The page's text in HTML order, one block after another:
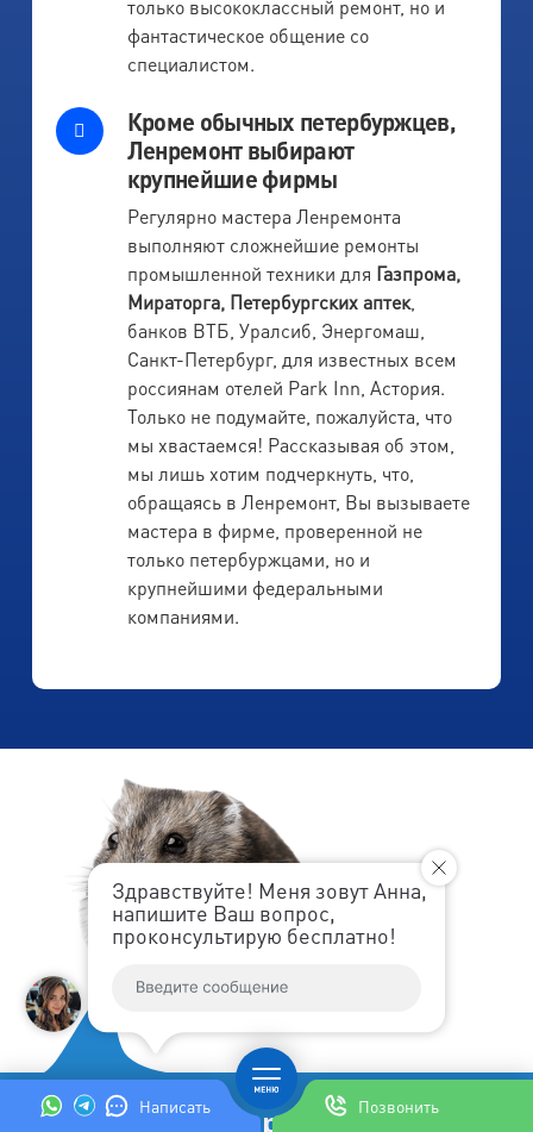
Написать Позвонить
Здравствуйте! Меня зовут Анна,
напишите Ваш вопрос,
проконсультирую бесплатно!
только высококлассный ремонт, но и
фантастическое общение со
специалистом.
Кроме обычных петербуржцев,
Ленремонт выбирают
крупнейшие фирмы
Регулярно мастера Ленремонта
выполняют сложнейшие ремонты
промышленной техники для Газпрома,
Мираторга, Петербургских аптек,
банков ВТБ, Уралсиб, Энергомаш,
Санкт-Петербург, для известных всем
россиянам отелей Park Inn, Астория.
Только не подумайте, пожалуйста, что
мы хвастаемся! Рассказывая об этом,
мы лишь хотим подчеркнуть, что,
обращаясь в Ленремонт, Вы вызываете
мастера в фирме, проверенной не
только петербуржцами, но и
крупнейшими федеральными
компаниями.
Впервые! Ленремонт дарит